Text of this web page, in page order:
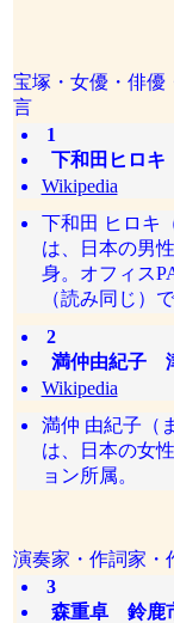
宝塚・女優・俳優
言
1
下和田ヒロキ
Wikipedia
下和田 ヒロキ
は、日本の男
身。オフィス
（読み同じ）
2
満仲由紀子
Wikipedia
満仲 由紀子（
は、日本の女
ョン所属。
演奏家・作詞家・
3
森重卓 鈴鹿